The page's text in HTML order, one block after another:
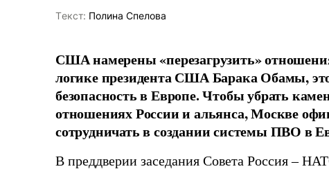
Tекст: Полина Спелова
США намерены «перезагрузить»
логике президента США Барака Обамы,
безопасность в Европе. Чтобы убрать
отношениях России и альянса, Москве
сотрудничать в создании системы ПВО в
В преддверии заседания Совета Россия –